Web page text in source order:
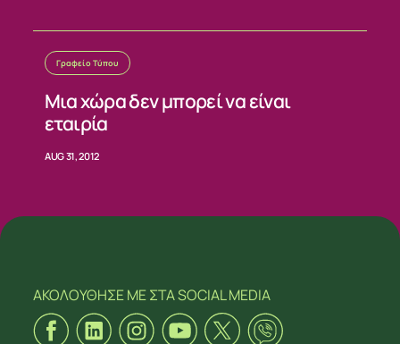
Γραφείο Τύπου
Μια χώρα δεν μπορεί να είναι
εταιρία
AUG 31, 2012
ΑΚΟΛΟΥΘΗΣΕ ΜΕΣΤΑ SOCIAL MEDIA